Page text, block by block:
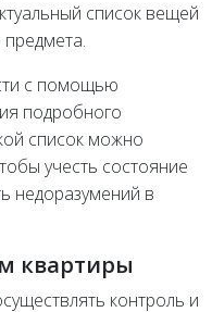
список вещей
с помощью
подробного
список можно
учесть состояние
недоразумений в
квартиры
контроль и